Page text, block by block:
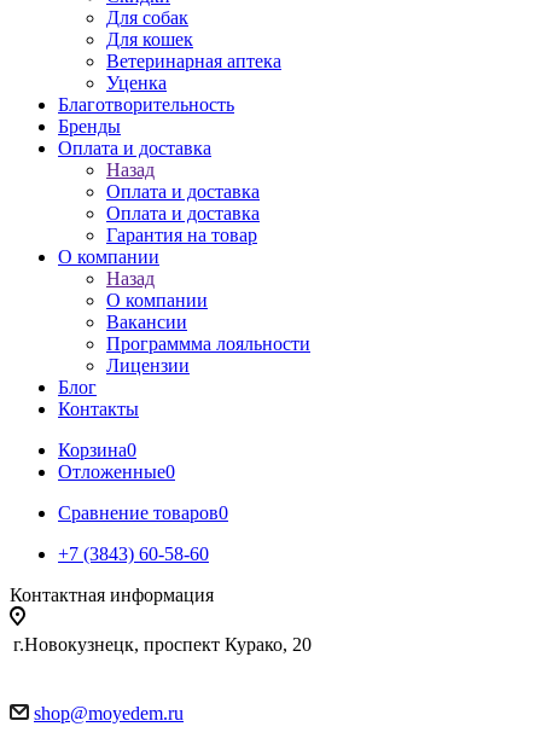
Для собак
Для кошек
Ветеринарная аптека
Уценка
Благотворительность
Бренды
Оплата и доставка
Назад
Оплата и доставка
Оплата и доставка
Гарантия на товар
О компании
Назад
О компании
Вакансии
Программма лояльности
Лицензии
Блог
Контакты
Корзина0
Отложенные0
Сравнение товаров0
+7 (3843) 60-58-60
Контактная информация
г.Новокузнецк, проспект Курако, 20
shop@moyedem.ru